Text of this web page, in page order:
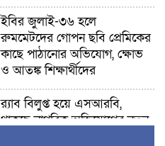
ইবির জুলাই-৩৬ হলে
রুমমেটদের গোপন ছবি প্রেমিকের
কাছে পাঠানোর অভিযোগ, ক্ষোভ
ও আতঙ্ক শিক্ষার্থীদের
র‍্যাব বিলুপ্ত হয়ে এসআরবি,
থাকছে নাগরিক অভিযোগের নতুন